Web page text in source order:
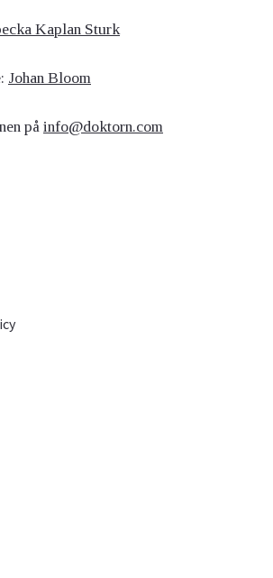
Kaplan Sturk
Johan Bloom
på info@doktorn.com